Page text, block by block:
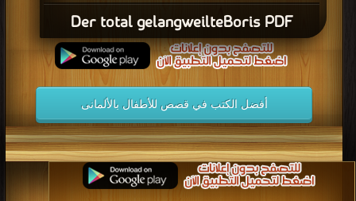
Der total gelangweilteBoris PDF
أفضل الكتب في قصص للأطفال بالألمانى